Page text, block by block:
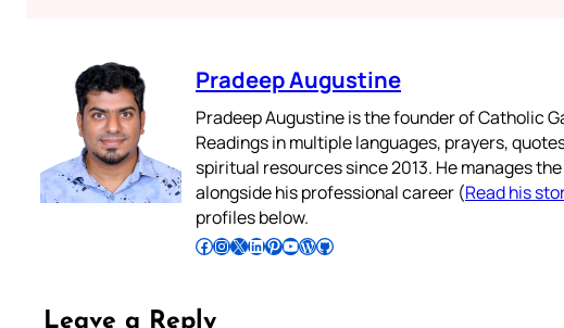
Pradeep Augustine
Pradeep Augustine is the founder of Catholic
Readings in multiple languages, prayers,
spiritual resources since 2013. He manages
alongside his professional career (Read his
profiles below.
Follow Pradeep on Facebook Follow Pradeep on InstagramFollow Pradeep on X Follow Pradeep on LinkedIn Follow Pradeep on Pinterest Subscribe to Pradeep’s Youtube Channel Follow Pradeep on WordPress Follow Pradeep on GitHub
Leave a Reply